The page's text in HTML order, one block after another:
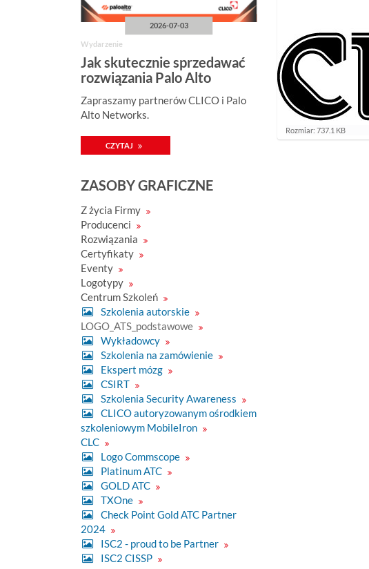
2026-07-03
Wydarzenie
Jak skutecznie sprzedawać
rozwiązania Palo Alto
Zapraszamy partnerów CLICO i Palo
Alto Networks.
CZYTAJ
ZASOBY GRAFICZNE
Z życia Firmy
Producenci
Rozwiązania
Certyfikaty
Eventy
Logotypy
Centrum Szkoleń
Szkolenia autorskie
LOGO_ATS_podstawowe
Wykładowcy
Szkolenia na zamówienie
Ekspert mózg
CSIRT
Szkolenia Security Awareness
CLICO autoryzowanym ośrodkiem
szkoleniowym MobileIron
CLC
Logo Commscope
Platinum ATC
GOLD ATC
TXOne
Check Point Gold ATC Partner
2024
ISC2 - proud to be Partner
ISC2 CISSP
K
l
Rozmiar: 737.1 KB